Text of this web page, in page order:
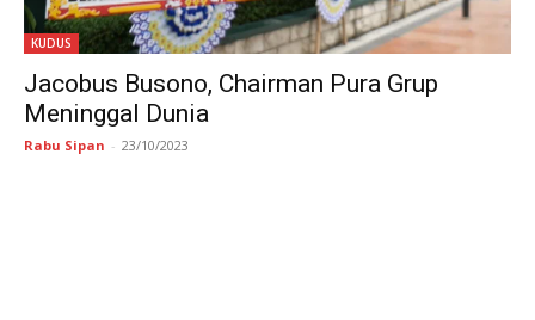
KUDUS
Jacobus Busono, Chairman Pura Grup
Meninggal Dunia
Rabu Sipan - 23/10/2023